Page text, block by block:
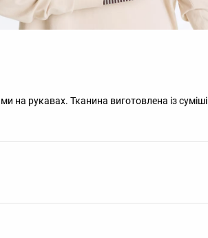
на рукавах. Тканина виготовлена із суміші